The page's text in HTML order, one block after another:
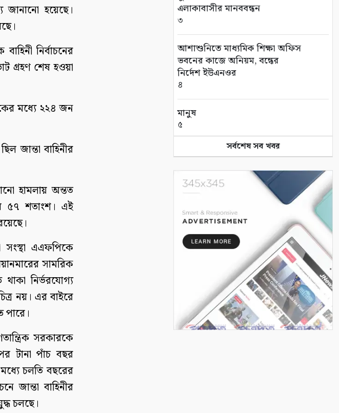
জানানো হয়েছে।
নির্বাচনের
গ্রহণ শেষ হওয়া
মধ্যে ২২৪ জন
জান্তা বাহিনীর
হামলায় অন্তত
৫৭ শতাংশ। এই
সংস্থা এএফপিকে
সামরিক
নির্ভরযোগ্য
নয়। এর বাইরে
পারে।
সরকারকে
টানা পাঁচ বছর
চলতি বছরের
জান্তা বাহিনীর
চলছে।
এলাকাবাসীর মানববন্ধন
৩
আশাশুনিতে মাধ্যমিক শিক্ষা অফিস
ভবনের কাজে অনিয়ম, বন্ধের
নির্দেশ ইউএনওর
৪
মানুষ
৫
কুলিয়ার পি কে বি ফুটবল মাঠে
ম্যাচ
৬
দীর্ঘশ্বাস নাহয় বুকের
বর্ষা মৌসুমে পাট পচানোর ধুম:
সোনালী আঁশের সুদিনের প্রত্যাশায়
বাদাবনের শেষ ডাক
৯
সর্বশেষ সব খবর